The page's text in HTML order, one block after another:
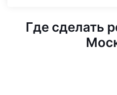
Где сделать